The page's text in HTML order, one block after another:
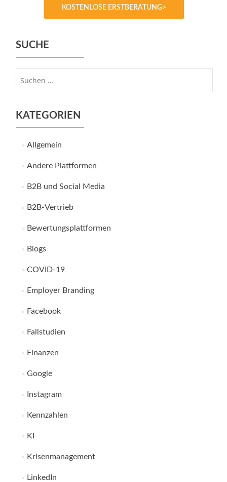
KOSTENLOSE ERSTBERATUNG>
SUCHE
KATEGORIEN
Allgemein
Andere Plattformen
B2B und Social Media
B2B-Vertrieb
Bewertungsplattformen
Blogs
COVID-19
Employer Branding
Facebook
Fallstudien
Finanzen
Google
Instagram
Kennzahlen
KI
Krisenmanagement
LinkedIn